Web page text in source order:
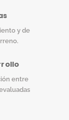
y de
entre